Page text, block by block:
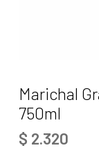
Marichal
750ml
$ 2.320